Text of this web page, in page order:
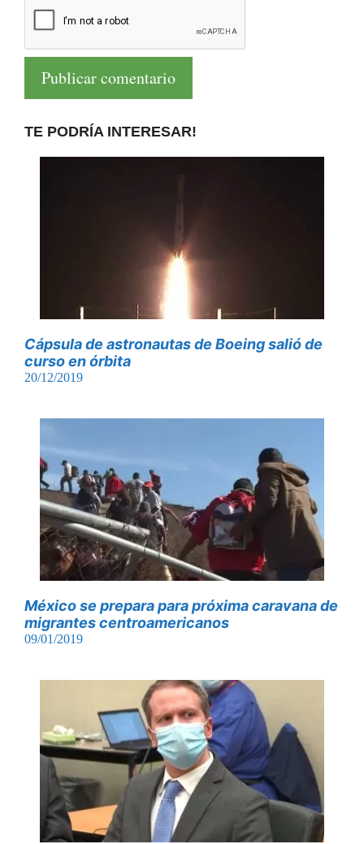
TE PODRÍA INTERESAR!
Cápsula de astronautas de Boeing salió de
curso en órbita
20/12/2019
México se prepara para próxima caravana de
migrantes centroamericanos
09/01/2019